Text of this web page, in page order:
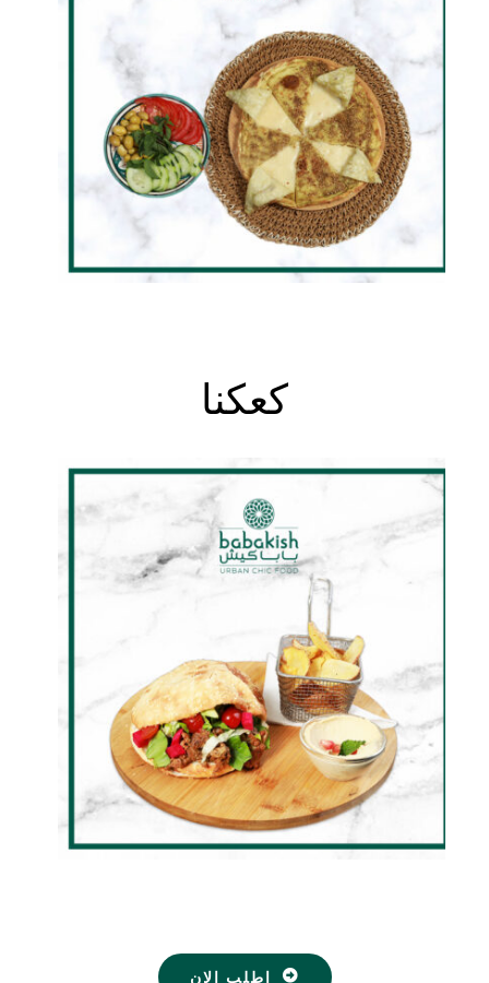
DETAILS
كعكنا
DETAILS
اطلب الان